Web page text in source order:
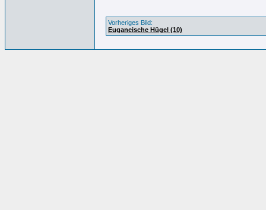
Vorheriges Bild:
Euganeische Hügel (10)